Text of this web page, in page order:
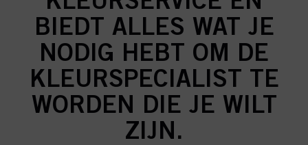
BIEDT ALLES WAT JE
NODIG HEBT OM DE
KLEURSPECIALIST TE
WORDEN DIE JE WILT
ZIJN.